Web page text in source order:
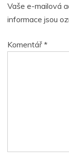
Vaše e-mailová
informace jsou
Komentář *